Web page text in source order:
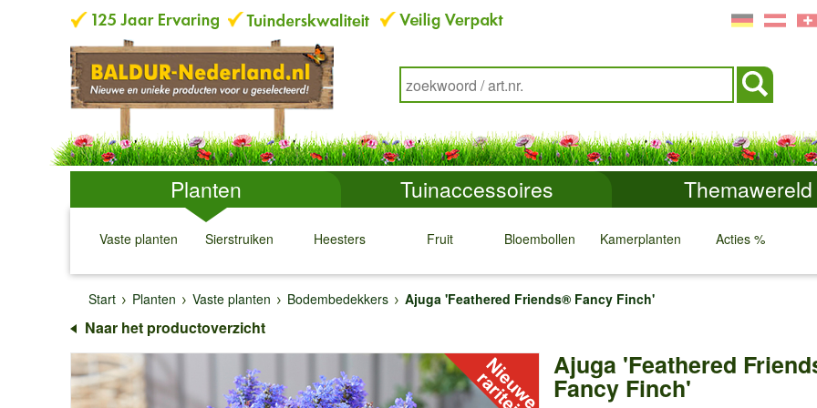
Planten Tuinaccessoires Themawereld
Vaste planten
↓
Sierstruiken
↓
Heesters
↓
Fruit
↓
Bloembollen
↓
Kamerplanten
↓
Acties %
↓ ↓
Start
Planten Vaste planten Bodembedekkers Ajuga 'Feathered Friends® Fancy Finch'
Naar het productoverzicht
Ajuga 'Feathered
Fancy Finch'